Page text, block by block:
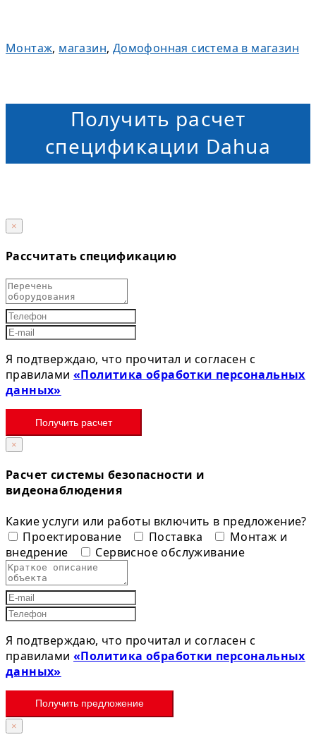
Монтаж, магазин, Домофонная система в магазин
Получить расчет
спецификации Dahua
×
Рассчитать спецификацию
Я подтверждаю, что прочитал и согласен с
правилами«Политика обработки персональных
данных»
Получить расчет
×
Расчет системы безопасности и
видеонаблюдения
Какие услуги или работы включить в предложение?
Проектирование
Поставка
Монтаж и
внедрение
Сервисное обслуживание
Я подтверждаю, что прочитал и согласен с
правилами«Политика обработки персональных
данных»
Получить предложение
×